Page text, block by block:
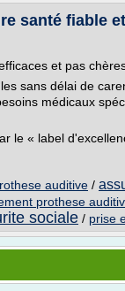
santé fiable
et pas
sans délai de
médicaux
le « label
auditive /
prothese
sociale / prise